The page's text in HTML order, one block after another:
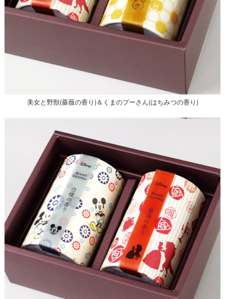
美女と野獣(薔薇の香り)＆くまのプーさん(はちみつの香り)